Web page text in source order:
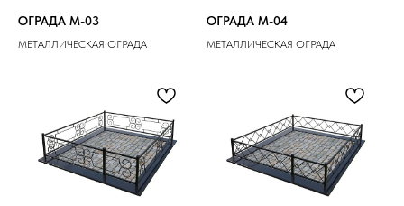
ОГРАДА M-03
МЕТАЛЛИЧЕСКАЯ ОГРАДА
ОГРАДА M-04
МЕТАЛЛИЧЕСКАЯ ОГРАДА